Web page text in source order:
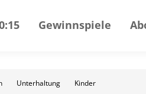
Gewinnspiele
Unterhaltung Kinder